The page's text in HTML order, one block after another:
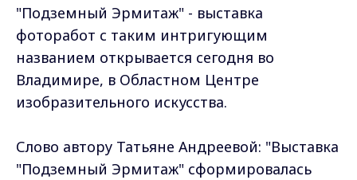
"Подземный Эрмитаж" - выставка
фоторабот с таким интригующим
названием открывается сегодня во
Владимире, в Областном Центре
изобразительного искусства.
Слово автору Татьяне Андреевой: "Выставка
"Подземный Эрмитаж" сформировалась